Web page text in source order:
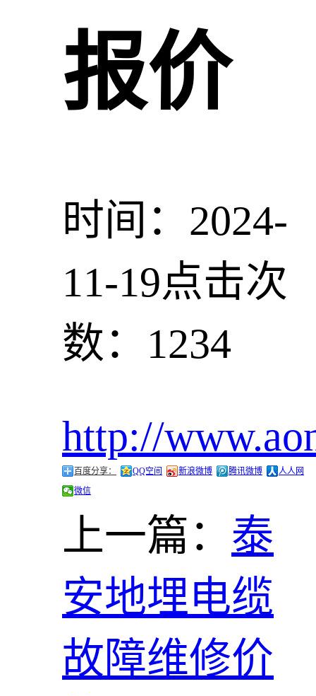
报价
时间：2024-
11-19点击次
数：1234
http://
百度分享： QQ空间 新浪微博 腾讯微博
人人网
微信
上一篇： 泰
安地埋电缆
故障维修价